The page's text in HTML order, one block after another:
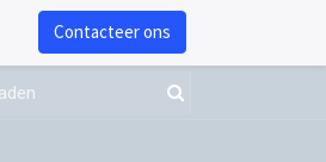
Contacteer ons